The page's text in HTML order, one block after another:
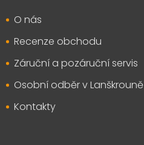
O nás
Recenze obchodu
Záruční a pozáruční servis
Osobní odběr v Lanškrouně
Kontakty